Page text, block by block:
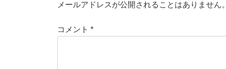
メールアドレスが公開されることはありません。
コメント *